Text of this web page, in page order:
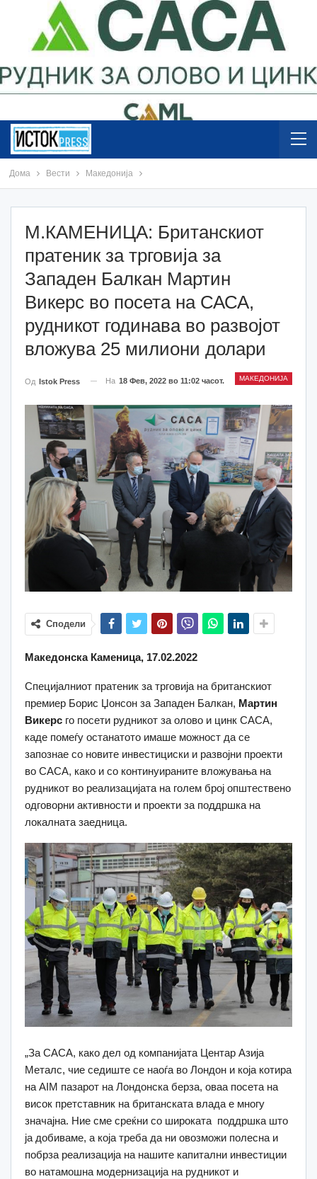
Дома Вести Македонија
М.КАМЕНИЦА: Британскиот
пратеник за трговија за
Западен Балкан Мартин
Викерс во посета на САСА,
рудникот годинава во развојот
вложува 25 милиони долари
МАКЕДОНИЈА
Од Istok Press На 18 Фев, 2022 во 11:02 часот.
Сподели
Македонска Каменица, 17.02.2022
Специјалниот пратеник за трговија на британскиот
премиер Борис Џонсон за Западен Балкан, Мартин
Викерс го посети рудникот за олово и цинк САСА,
каде помеѓу останатото имаше можност да се
запознае со новите инвестициски и развојни проекти
во САСА, како и со континуираните вложувања на
рудникот во реализацијата на голем број општествено
одговорни активности и проекти за поддршка на
локалната заедница.
„За САСА, како дел од компанијата Центар Азија
Металс, чие седиште се наоѓа во Лондон и која котира
на AIM пазарот на Лондонска берза, оваа посета на
висок претставник на британската влада е многу
значајна. Ние сме среќни со широката поддршка што
ја добиваме, а која треба да ни овозможи полесна и
побрза реализација на нашите капитални инвестиции
во натамошна модернизација на рудникот и